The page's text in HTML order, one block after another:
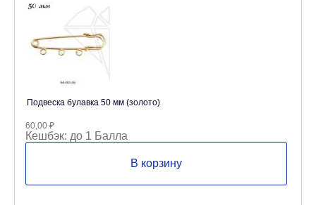
Подвеска булавка 50 мм (золото)
60,00 ₽
Кешбэк: до 1 Балла
В корзину